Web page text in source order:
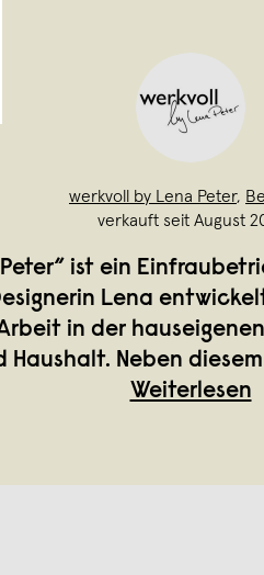
werkvoll by Lena Peter,
verkauft seit August
ist ein
Lena
in der
Haushalt. Neben
Weiterlesen